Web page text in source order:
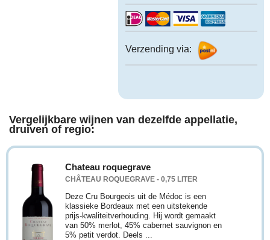
Verzending via:
Vergelijkbare wijnen van dezelfde appellatie,
druiven of regio:
Chateau roquegrave
CHÂTEAU ROQUEGRAVE - 0,75 LITER
Deze Cru Bourgeois uit de Médoc is een
klassieke Bordeaux met een uitstekende
prijs-kwaliteitverhouding. Hij wordt gemaakt
van 50% merlot, 45% cabernet sauvignon en
5% petit verdot. Deels ...